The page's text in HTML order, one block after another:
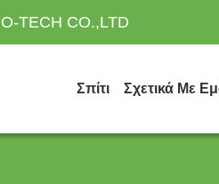
TECH CO.,LTD
Σπίτι Σχετικά Με